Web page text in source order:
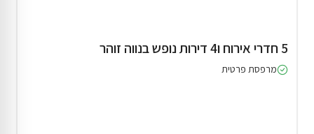
5 חדרי אירוח ו4 דירות נופש בנווה זוהר
מרפסת פרטית